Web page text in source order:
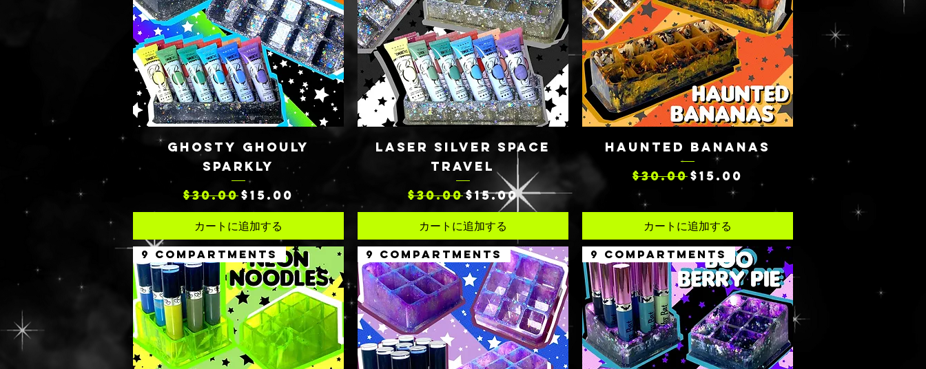
クイックビュー
GHOSTY GHOULY
SPARKLY
通常価格
$30.00セール価格
$15.00
カートに追加する
クイックビュー
LASER SILVER SPACE
TRAVEL
通常価格
$30.00セール価格
$15.00
カートに追加する
クイックビュー
HAUNTED BANANAS
通常価格
$30.00セール価格
$15.00
カートに追加する
9 COMPARTMENTS 9 COMPARTMENTS 9 COMPARTMENTS